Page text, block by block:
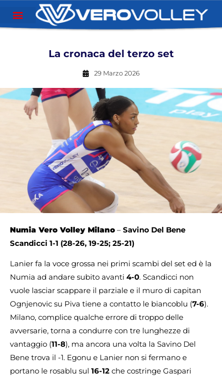
La cronaca del terzo set
29 Marzo 2026
Numia Vero Volley Milano – Savino Del Bene
Scandicci 1-1 (28-26, 19-25; 25-21)
Lanier fa la voce grossa nei primi scambi del set ed è la
Numia ad andare subito avanti 4-0. Scandicci non
vuole lasciar scappare il parziale e il muro di capitan
Ognjenovic su Piva tiene a contatto le biancoblu (7-6).
Milano, complice qualche errore di troppo delle
avversarie, torna a condurre con tre lunghezze di
vantaggio (11-8), ma ancora una volta la Savino Del
Bene trova il -1. Egonu e Lanier non si fermano e
portano le rosablu sul 16-12 che costringe Gaspari